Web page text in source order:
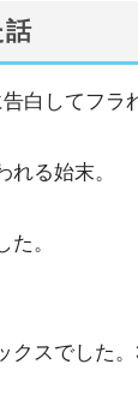
話
白してフラ
る始末。
。
スでした